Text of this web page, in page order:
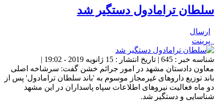
سلطان ترامادول دستگیر شد
ارسال
پرینت
شناسه خبر : 645 | تاریخ انتشار : 15 ژانویه 2019 - 19:02 |
معاون دادستان مشهد در امور جرائم خشن گفت: سرشاخه اصلی
باند توزیع داروهای غیرمجاز موسوم به 'باند سلطان ترامادول' پس از
دو ماه فعالیت نیروهای اطلاعات سپاه پاسداران در این مشهد
شناسایی و دستگیر شد.